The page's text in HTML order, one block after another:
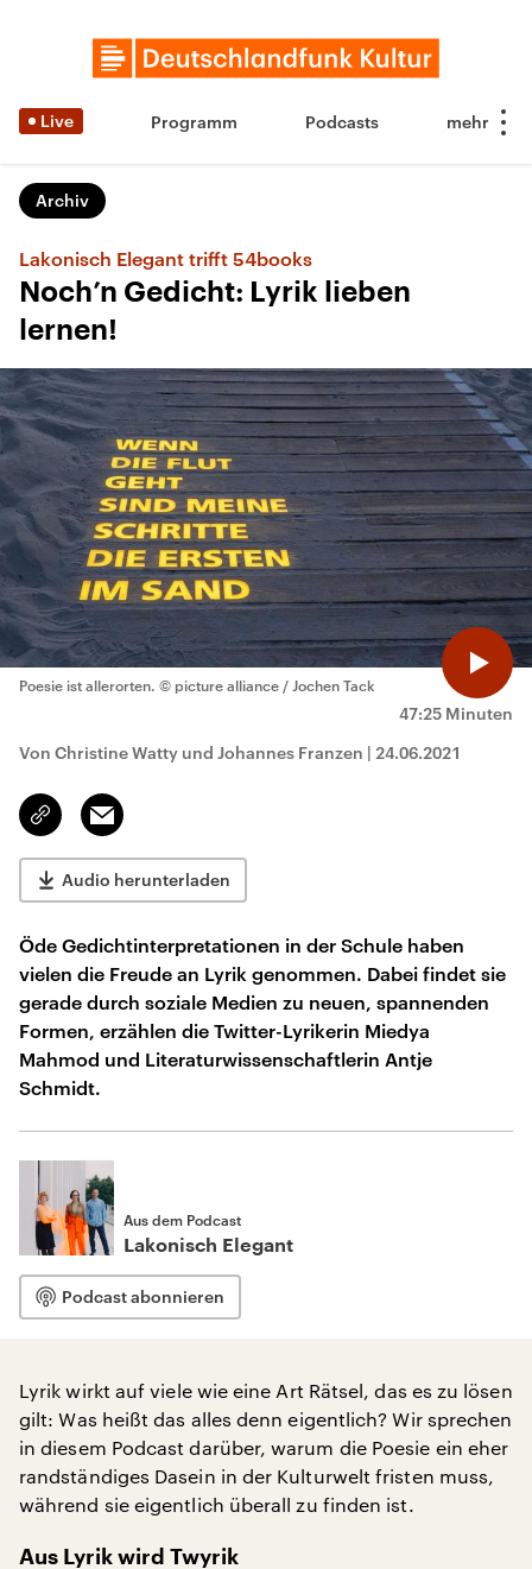
Live Programm Podcasts
Archiv
Lakonisch Elegant trifft 54books
Noch’n Gedicht: Lyrik lieben
lernen!
47:25 Minuten
Poesie ist allerorten. © picture alliance / Jochen Tack
Von Christine Watty und Johannes Franzen | 24.06.2021
Link
kopieren/teilen
Email
Audio herunterladen
Öde Gedichtinterpretationen in der Schule haben
vielen die Freude an Lyrik genommen. Dabei findet sie
gerade durch soziale Medien zu neuen, spannenden
Formen, erzählen die Twitter-Lyrikerin Miedya
Mahmod und Literaturwissenschaftlerin Antje
Schmidt.
Aus dem Podcast
Lakonisch Elegant
Podcast abonnieren
Lyrik wirkt auf viele wie eine Art Rätsel, das es zu lösen
gilt: Was heißt das alles denn eigentlich? Wir sprechen
in diesem Podcast darüber, warum die Poesie ein eher
randständiges Dasein in der Kulturwelt fristen muss,
während sie eigentlich überall zu finden ist.
Aus Lyrik wird Twyrik